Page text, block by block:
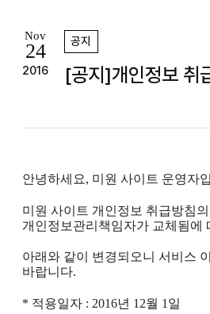
Nov
24
2016
공지
[공지]개인정보 취
안녕하세요, 미원 사이트 운영자
미원 사이트 개인정보 취급방침의
개인정보관리책임자가 교체됨에
아래와 같이 변경되오니 서비스
바랍니다.
* 적용일자 : 2016년 12월 1일